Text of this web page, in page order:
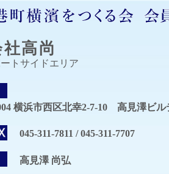
高尚
トサイドエリア
横浜市西区北幸2-7-10 高見澤ビル
045-311-7811 / 045-311-7707
高見澤 尚弘